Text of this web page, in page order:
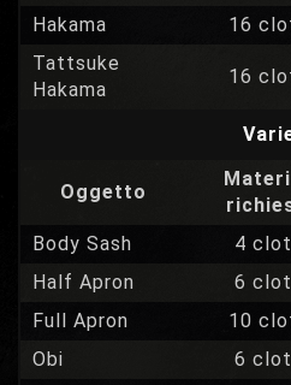
Hakama 16
Tattsuke
Hakama
16
Oggetto
Body Sash
4
Half Apron
6
Full Apron
10
Obi
6